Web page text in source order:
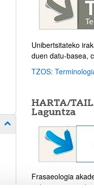
Erakutsi/izkutatu azpiorriak
Unibertsitateko
duen datu-basea,
TZOS:
HARTA/
Laguntza
Frasaeologia